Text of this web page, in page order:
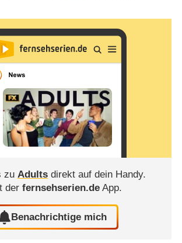
zu Adultsdirekt auf dein Handy.
der fernsehserien.deApp.
Benachrichtige mich